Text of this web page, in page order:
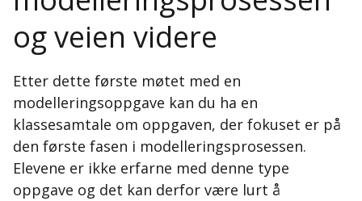
virkelige verdenen
forstå
og forenkle
og veien videre
Etter dette første møtet med en
modelleringsoppgave kan du ha en
klassesamtale om oppgaven, der fokuset er på
den første fasen i modelleringsprosessen.
Elevene er ikke erfarne med denne type
oppgave og det kan derfor være lurt å